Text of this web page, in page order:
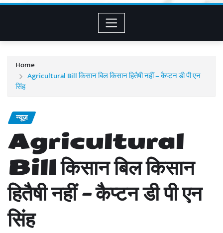
Home
Agricultural Bill किसान बिल किसान हितैषी नहीं – कैप्टन डी पी एन
सिंह
न्यूज़
Agricultural
Bill किसान बिल किसान
हितैषी नहीं – कैप्टन डी पी एन
सिंह